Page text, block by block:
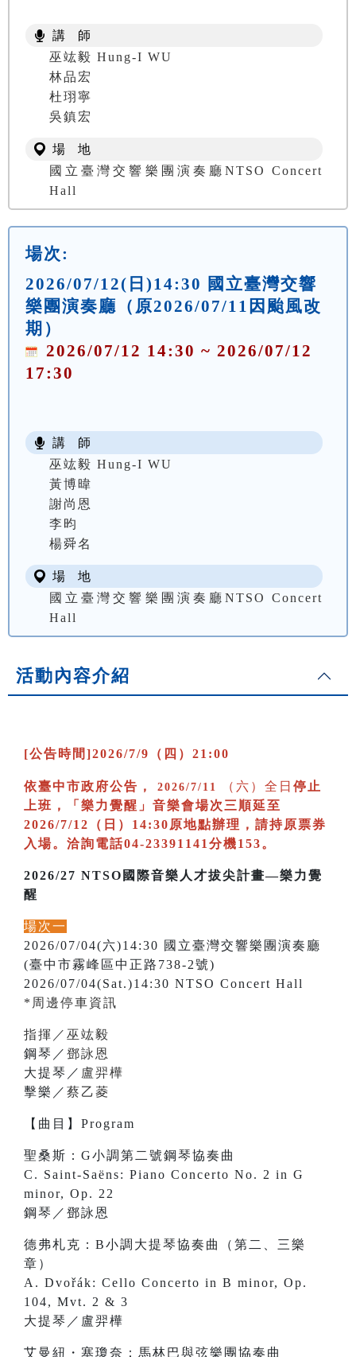
講 師
巫竑毅 Hung-I WU
林品宏
杜珝寧
吳鎮宏
場 地
國立臺灣交響樂團演奏廳NTSO Concert
Hall
場次:
2026/07/12(日)14:30 國立臺灣交響
樂團演奏廳（原2026/07/11因颱風改
期）
2026/07/12 14:30 ~ 2026/07/12
17:30
講 師
巫竑毅 Hung-I WU
黃博暐
謝尚恩
李昀
楊舜名
場 地
國立臺灣交響樂團演奏廳NTSO Concert
Hall
活動內容介紹
[公告時間]2026/7/9（四）21:00
依臺中市政府公告， 2026/7/11 （六）全日 停止
上班，
「樂力覺醒」音樂會場次三順延至
2026/7/12（日）14:30原地點辦理，請持原票券
入場。洽詢電話04-23391141分機153。
2026/27 NTSO國際音樂人才拔尖計畫—樂力覺
醒
場次一
2026/07/04(六)14:30 國立臺灣交響樂團演奏廳
(臺中市霧峰區中正路738-2號)
2026/07/04(Sat.)14:30 NTSO Concert Hall
*周邊停車資訊
指揮／巫竑毅
鋼琴／ 鄧詠恩
大提琴／ 盧羿樺
擊樂／ 蔡乙菱
【曲目】Program
聖桑斯：G小調第二號鋼琴協奏曲
C. Saint-Saëns: Piano Concerto No. 2 in G
minor, Op. 22
鋼琴／鄧詠恩
德弗札克：B小調大提琴協奏曲（第二、三樂
章）
A. Dvořák: Cello Concerto in B minor, Op.
104, Mvt. 2 & 3
大提琴／盧羿樺
艾曼紐・塞瓊奈：馬林巴與弦樂團協奏曲